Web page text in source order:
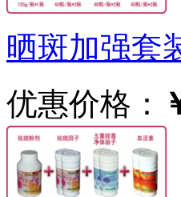
晒斑加强套
优惠价格：